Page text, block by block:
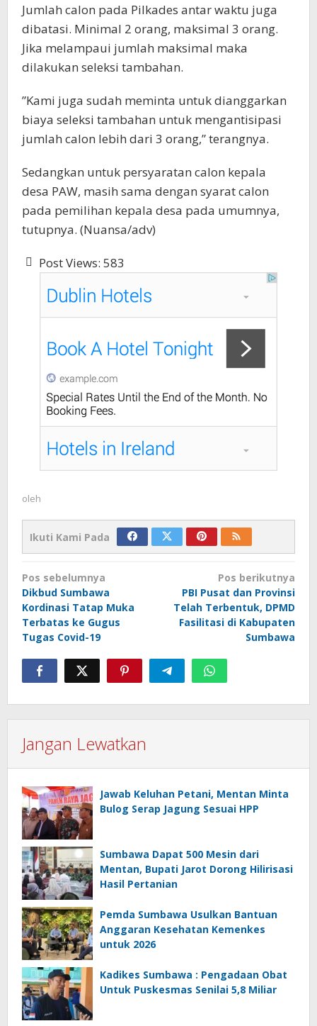
Jumlah calon pada Pilkades antar waktu juga
dibatasi. Minimal 2 orang, maksimal 3 orang.
Jika melampaui jumlah maksimal maka
dilakukan seleksi tambahan.
”Kami juga sudah meminta untuk dianggarkan
biaya seleksi tambahan untuk mengantisipasi
jumlah calon lebih dari 3 orang,” terangnya.
Sedangkan untuk persyaratan calon kepala
desa PAW, masih sama dengan syarat calon
pada pemilihan kepala desa pada umumnya,
tutupnya. (Nuansa/adv)
Post Views: 583
oleh
Ikuti Kami Pada
Navigasi
pos
Pos sebelumnya
Dikbud Sumbawa
Kordinasi Tatap Muka
Terbatas ke Gugus
Tugas Covid-19
Pos berikutnya
PBI Pusat dan Provinsi
Telah Terbentuk, DPMD
Fasilitasi di Kabupaten
Sumbawa
Jangan Lewatkan
Jawab Keluhan Petani, Mentan Minta
Bulog Serap Jagung Sesuai HPP
Sumbawa Dapat 500 Mesin dari
Mentan, Bupati Jarot Dorong Hilirisasi
Hasil Pertanian
Pemda Sumbawa Usulkan Bantuan
Anggaran Kesehatan Kemenkes
untuk 2026
Kadikes Sumbawa : Pengadaan Obat
Untuk Puskesmas Senilai 5,8 Miliar